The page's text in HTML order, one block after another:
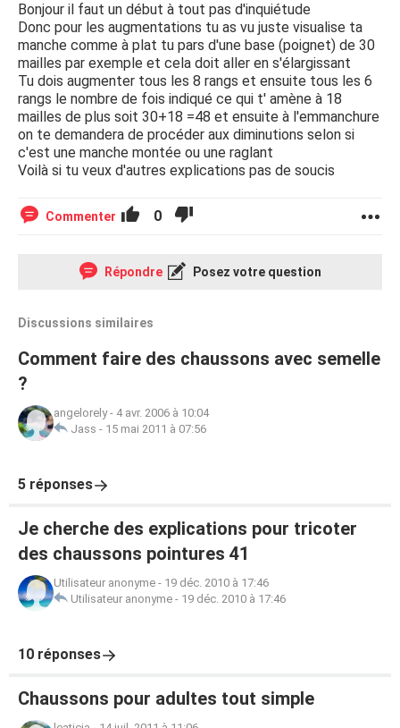
Bonjour il faut un début à tout pas d'inquiétude
Donc pour les augmentations tu as vu juste visualise ta
manche comme à plat tu pars d'une base (poignet) de 30
mailles par exemple et cela doit aller en s'élargissant
Tu dois augmenter tous les 8 rangs et ensuite tous les 6
rangs le nombre de fois indiqué ce qui t' amène à 18
mailles de plus soit 30+18 =48 et ensuite à l'emmanchure
on te demandera de procéder aux diminutions selon si
c'est une manche montée ou une raglant
Voilà si tu veux d'autres explications pas de soucis
Commenter 0
Répondre Posez votre question
Discussions similaires
Comment faire des chaussons avec semelle
?
angelorely- 4 avr. 2006 à 10:04
Jass - 15 mai 2011 à 07:56
5 réponses
Je cherche des explications pour tricoter
des chaussons pointures 41
Utilisateur anonyme - 19 déc. 2010 à 17:46
Utilisateur anonyme - 19 déc. 2010 à 17:46
10 réponses
Chaussons pour adultes tout simple